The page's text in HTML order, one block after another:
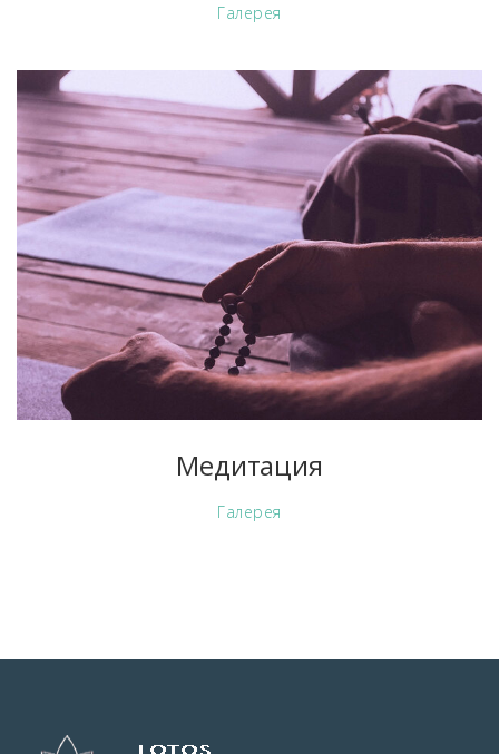
Галерея
Медитация
Галерея